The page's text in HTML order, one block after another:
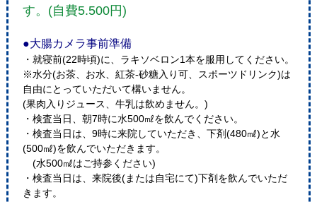
す。(自費5.500円)
●大腸カメラ事前準備
・就寝前(22時頃)に、ラキソベロン1本を服用してください。
※水分(お茶、お水、紅茶‐砂糖入り可、スポーツドリンク)は
自由にとっていただいて構いません。
(果肉入りジュース、牛乳は飲めません。)
・検査当日、朝7時に水500㎖を飲んでください。
・検査当日は、9時に来院していただき、下剤(480㎖)と水
(500㎖)を飲んでいただきます。
(水500㎖はご持参ください)
・検査当日は、来院後(または自宅にて)下剤を飲んでいただ
きます。